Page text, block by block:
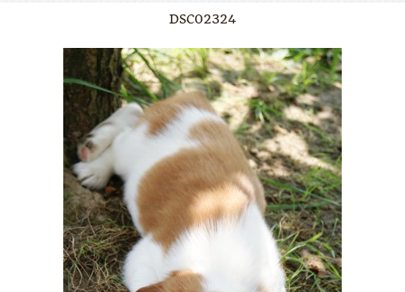
DSC02324